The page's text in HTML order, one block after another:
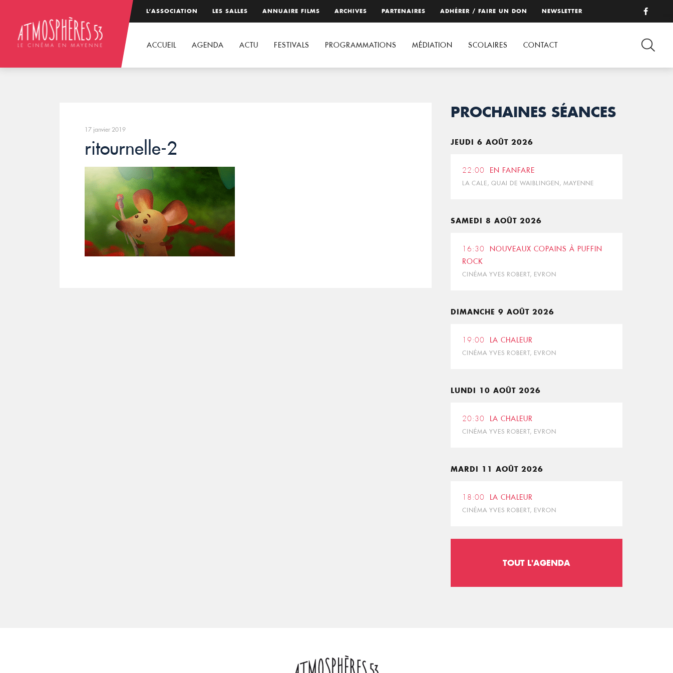
L’ASSOCIATION LES SALLES ANNUAIRE FILMS ARCHIVES PARTENAIRES ADHÉRER / FAIRE UN DON NEWSLETTER
ACCUEIL AGENDA ACTU FESTIVALS PROGRAMMATIONS MÉDIATION SCOLAIRES CONTACT
17 janvier 2019
ritournelle-2
PROCHAINES SÉANCES
JEUDI 6 AOÛT 2026
22:00 EN FANFARE
LA CALE, QUAI DE WAIBLINGEN, MAYENNE
SAMEDI 8 AOÛT 2026
16:30
NOUVEAUX COPAINS À PUFFIN
ROCK
CINÉMA YVES ROBERT, EVRON
DIMANCHE 9 AOÛT 2026
19:00 LA CHALEUR
CINÉMA YVES ROBERT, EVRON
LUNDI 10 AOÛT 2026
20:30 LA CHALEUR
CINÉMA YVES ROBERT, EVRON
MARDI 11 AOÛT 2026
18:00 LA CHALEUR
CINÉMA YVES ROBERT, EVRON
TOUT L'AGENDA